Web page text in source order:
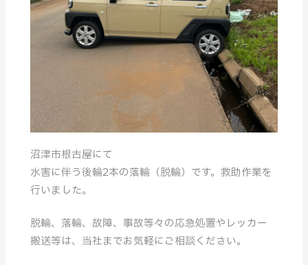
沼津市根古屋にて
水害に伴う後輪2本の落輪（脱輪）です。救助作業を
行いました。
脱輪、落輪、故障、事故等々の応急処置やレッカー
搬送等は、当社までお気軽にご相談ください。